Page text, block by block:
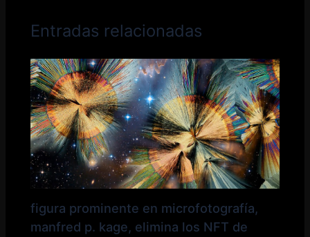
Entradas relacionadas
figura prominente en microfotografía,
manfred p. kage, elimina los NFT de